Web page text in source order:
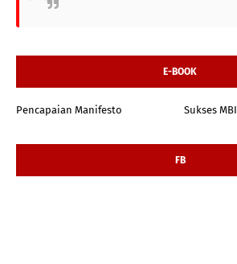
E-BOOK
Pencapaian Manifesto Sukses MBI
FB